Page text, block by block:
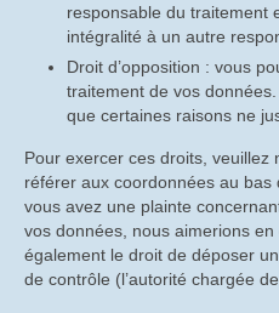
responsable du traitement
intégralité à un autre
Droit d’opposition : vous
traitement de vos
que certaines raisons ne
Pour exercer ces droits, veuillez
référer aux coordonnées au
vous avez une plainte
vos données, nous aimerions
également le droit de déposer
de contrôle (l’autorité chargée